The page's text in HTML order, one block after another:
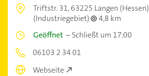
Triftstr. 31,63225 Langen (Hessen)
(Industriegebiet)
4,8 km
Geöffnet –Schließt um 17:00
06103 2 34 01
Webseite